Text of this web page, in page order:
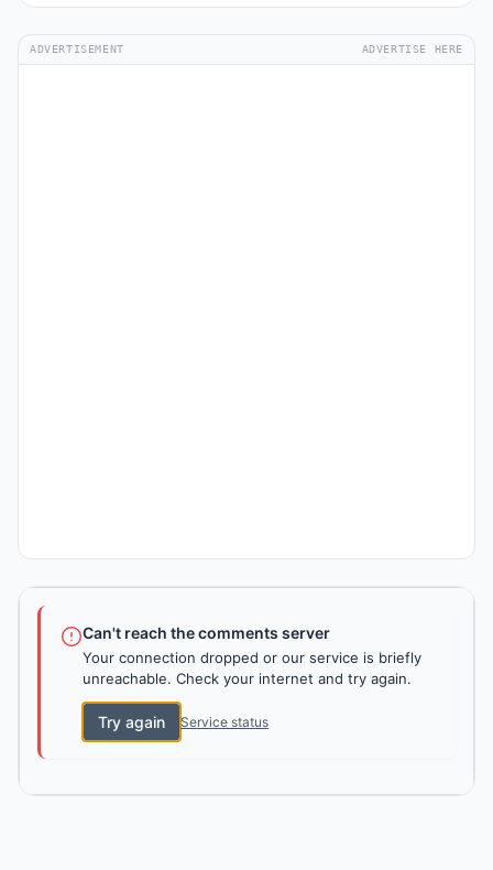
ADVERTISEMENT ADVERTISE HERE
Can't reach the comments server
Your connection dropped or our service is briefly
unreachable. Check your internet and try again.
Try again Service status